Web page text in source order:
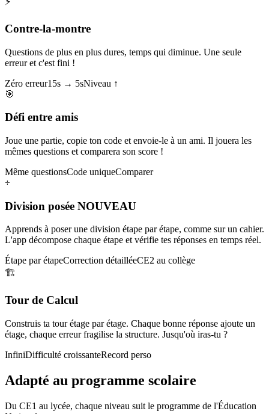
Contre-la-montre
Questions de plus en plus dures, temps qui diminue. Une seule
erreur et c'est fini !
Zéro erreur15s → 5sNiveau ↑
🎯
Défi entre amis
Joue une partie, copie ton code et envoie-le à un ami. Il jouera les
mêmes questions et comparera son score !
Même questionsCode uniqueComparer
÷
Division posée NOUVEAU
Apprends à poser une division étape par étape, comme sur un cahier.
L'app décompose chaque étape et vérifie tes réponses en temps réel.
Étape par étapeCorrection détailléeCE2 au collège
🏗️
Tour de Calcul
Construis ta tour étage par étage. Chaque bonne réponse ajoute un
étage, chaque erreur fragilise la structure. Jusqu'où iras-tu ?
InfiniDifficulté croissanteRecord perso
Adapté au programme scolaire
Du CE1 au lycée, chaque niveau suit le programme de l'Éducation